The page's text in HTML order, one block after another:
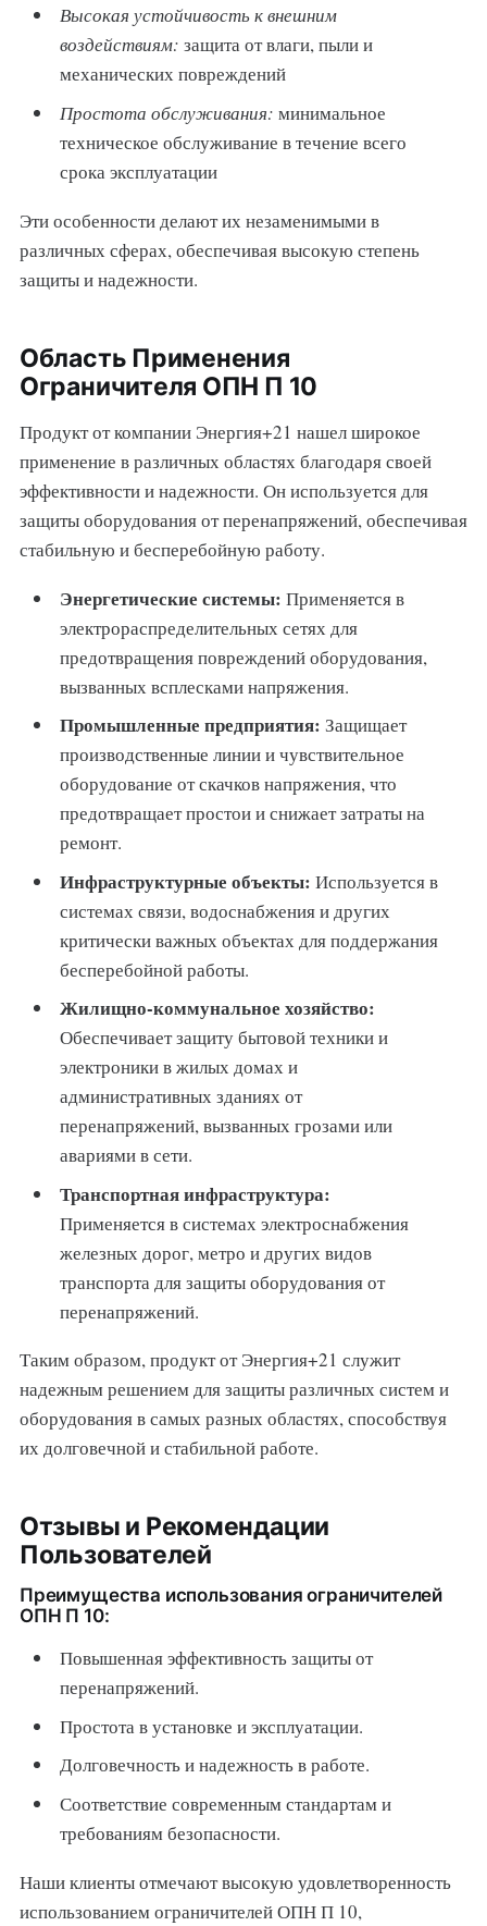
Высокая устойчивость к внешним
воздействиям: защита от влаги, пыли и
механических повреждений
Простота обслуживания: минимальное
техническое обслуживание в течение всего
срока эксплуатации
Эти особенности делают их незаменимыми в
различных сферах, обеспечивая высокую степень
защиты и надежности.
Область Применения
Ограничителя ОПН П 10
Продукт от компании Энергия+21 нашел широкое
применение в различных областях благодаря своей
эффективности и надежности. Он используется для
защиты оборудования от перенапряжений, обеспечивая
стабильную и бесперебойную работу.
Энергетические системы: Применяется в
электрораспределительных сетях для
предотвращения повреждений оборудования,
вызванных всплесками напряжения.
Промышленные предприятия: Защищает
производственные линии и чувствительное
оборудование от скачков напряжения, что
предотвращает простои и снижает затраты на
ремонт.
Инфраструктурные объекты: Используется в
системах связи, водоснабжения и других
критически важных объектах для поддержания
бесперебойной работы.
Жилищно-коммунальное хозяйство:
Обеспечивает защиту бытовой техники и
электроники в жилых домах и
административных зданиях от
перенапряжений, вызванных грозами или
авариями в сети.
Транспортная инфраструктура:
Применяется в системах электроснабжения
железных дорог, метро и других видов
транспорта для защиты оборудования от
перенапряжений.
Таким образом, продукт от Энергия+21 служит
надежным решением для защиты различных систем и
оборудования в самых разных областях, способствуя
их долговечной и стабильной работе.
Отзывы и Рекомендации
Пользователей
Преимущества использования ограничителей
ОПН П 10:
Повышенная эффективность защиты от
перенапряжений.
Простота в установке и эксплуатации.
Долговечность и надежность в работе.
Соответствие современным стандартам и
требованиям безопасности.
Наши клиенты отмечают высокую удовлетворенность
использованием ограничителей ОПН П 10,